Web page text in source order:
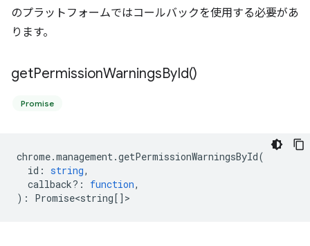
のプラットフォームではコールバックを使用する必要があ
ります。
getPermissionWarningsById()
Promise
chrome.management.getPermissionWarningsById(
id : string,
callback? : function,
) : Promise<string[]>